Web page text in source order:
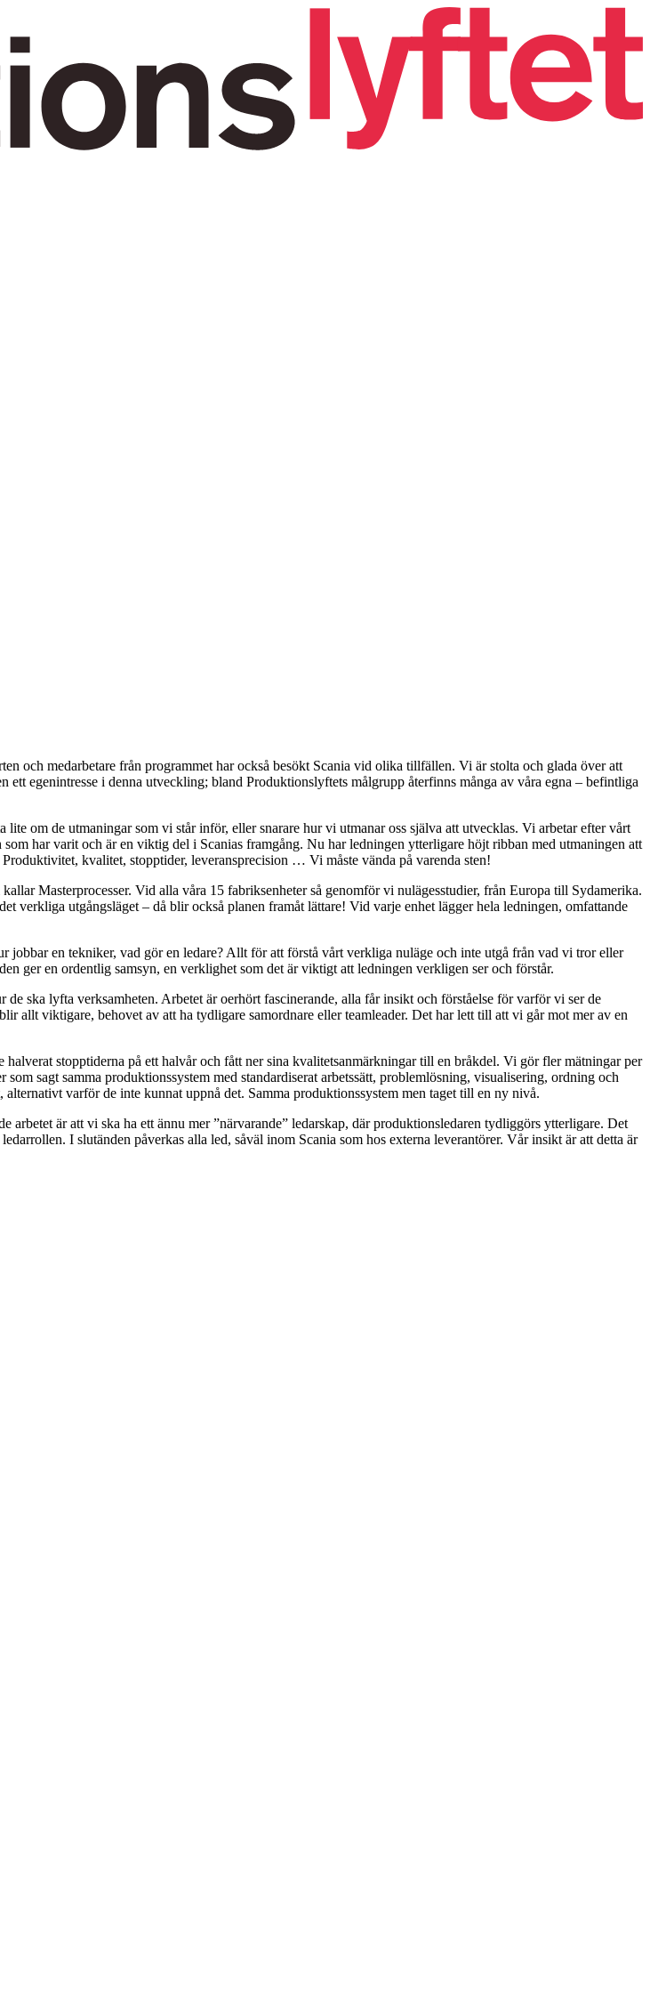
och medarbetare från programmet har också besökt Scania vid olika tillfällen. Vi är stolta och glada över att
egenintresse i denna utveckling; bland Produktionslyftets målgrupp återfinns många av våra egna – befintliga
om de utmaningar som vi står inför, eller snarare hur vi utmanar oss själva att utvecklas. Vi arbetar efter vårt
har varit och är en viktig del i Scanias framgång. Nu har ledningen ytterligare höjt ribban med utmaningen att
kvalitet, stopptider, leveransprecision … Vi måste vända på varenda sten!
Masterprocesser. Vid alla våra 15 fabriksenheter så genomför vi nulägesstudier, från Europa till Sydamerika.
verkliga utgångsläget – då blir också planen framåt lättare! Vid varje enhet lägger hela ledningen, omfattande
en tekniker, vad gör en ledare? Allt för att förstå vårt verkliga nuläge och inte utgå från vad vi tror eller
ger en ordentlig samsyn, en verklighet som det är viktigt att ledningen verkligen ser och förstår.
ska lyfta verksamheten. Arbetet är oerhört fascinerande, alla får insikt och förståelse för varför vi ser de
allt viktigare, behovet av att ha tydligare samordnare eller teamleader. Det har lett till att vi går mot mer av en
stopptiderna på ett halvår och fått ner sina kvalitetsanmärkningar till en bråkdel. Vi gör fler mätningar per
sagt samma produktionssystem med standardiserat arbetssätt, problemlösning, visualisering, ordning och
varför de inte kunnat uppnå det. Samma produktionssystem men taget till en ny nivå.
är att vi ska ha ett ännu mer ”närvarande” ledarskap, där produktionsledaren tydliggörs ytterligare. Det
I slutänden påverkas alla led, såväl inom Scania som hos externa leverantörer. Vår insikt är att detta är